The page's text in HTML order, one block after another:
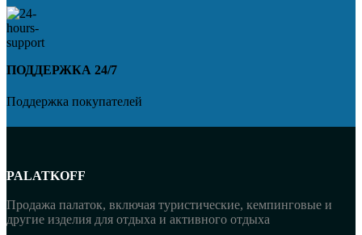
ПОДДЕРЖКА 24/7
Поддержка покупателей
PALATKOFF
Продажа палаток, включая туристические, кемпинговые и
другие изделия для отдыха и активного отдыха